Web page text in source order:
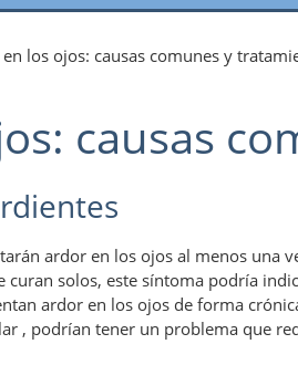
los ojos: causas comunes y
causas
ardor en los ojos al menos una
curan solos, este síntoma podría
ardor en los ojos de forma
, podrían tener un problema que